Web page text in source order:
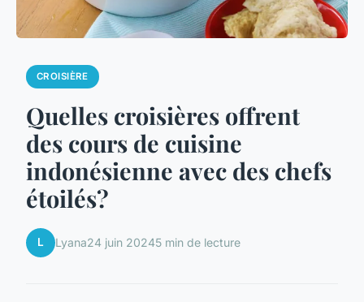
CROISIÈRE
Quelles croisières offrent
des cours de cuisine
indonésienne avec des chefs
étoilés?
L Lyana24 juin 20245 min de lecture